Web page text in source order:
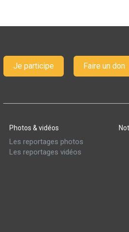
Je participe Faire un don
Photos & vidéos
Les reportages photos
Les reportages vidéos